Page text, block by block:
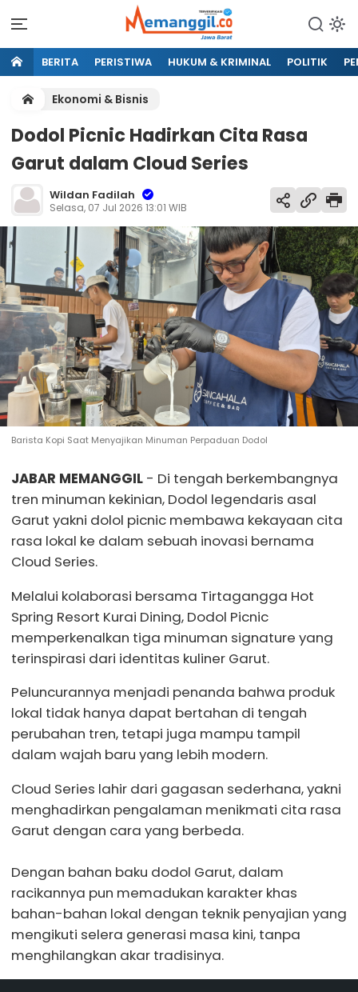
BERITA PERISTIWA HUKUM & KRIMINAL POLITIK
Ekonomi & Bisnis
Dodol Picnic Hadirkan Cita Rasa
Garut dalam Cloud Series
Wildan Fadilah
Selasa, 07 Jul 2026 13:01 WIB
Barista Kopi Saat Menyajikan Minuman Perpaduan Dodol
JABAR MEMANGGIL - Di tengah berkembangnya
tren minuman kekinian, Dodol legendaris asal
Garut yakni dolol picnic membawa kekayaan cita
rasa lokal ke dalam sebuah inovasi bernama
Cloud Series.
Melalui kolaborasi bersama Tirtagangga Hot
Spring Resort Kurai Dining, Dodol Picnic
memperkenalkan tiga minuman signature yang
terinspirasi dari identitas kuliner Garut.
Peluncurannya menjadi penanda bahwa produk
lokal tidak hanya dapat bertahan di tengah
perubahan tren, tetapi juga mampu tampil
dalam wajah baru yang lebih modern.
Cloud Series lahir dari gagasan sederhana, yakni
menghadirkan pengalaman menikmati cita rasa
Garut dengan cara yang berbeda.
Dengan bahan baku dodol Garut, dalam
racikannya pun memadukan karakter khas
bahan-bahan lokal dengan teknik penyajian yang
mengikuti selera generasi masa kini, tanpa
menghilangkan akar tradisinya.